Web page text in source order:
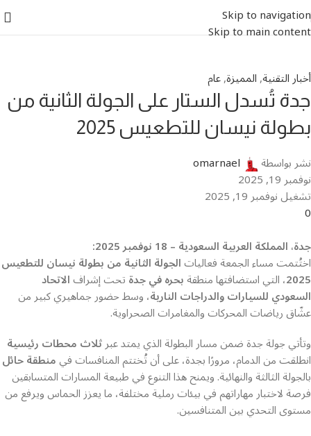
Skip to navigation
Skip to main content
أخبار التقنية,المميزة,عام
جدة تُسدل الستار على الجولة الثانية من
بطولة نيسان للتطعيس 2025
نشر بواسطة omarnael
نوفمبر 19, 2025
تشغيل نوفمبر 19, 2025
0
جدة، المملكة العربية السعودية – 18 نوفمبر 2025:
اختُتمت مساء الجمعة فعالياتالجولة الثانية من بطولة نيسان للتطعيس
2025، التي استضافتها منطقةبحره في جدةتحت إشرافالاتحاد
السعودي للسيارات والدراجات النارية، وسط حضور جماهيري كبير من
عشّاق رياضات المحركات والمغامرات الصحراوية.
وتأتي جولة جدة ضمن مسار البطولة الذي يمتد عبرثلاث محطات رئيسية
انطلقت من الدمام، مرورًا بجدة، على أن تُختتم المنافسات فيمنطقة حائل
بالجولة الثالثة والنهائية. ويمنح هذا التنوع في طبيعة المسارات المتسابقين
فرصة لاختبار مهاراتهم في بيئات رملية مختلفة، ما يعزز الحماس ويرفع من
مستوى التحدي بين المتنافسين.